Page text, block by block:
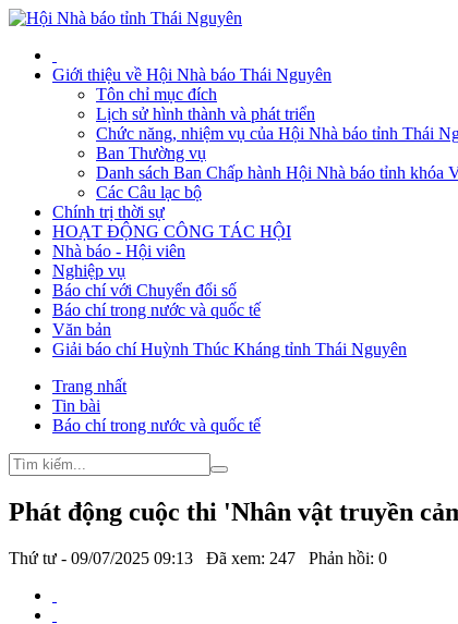
Giới thiệu về Hội Nhà báo Thái Nguyên
Tôn chỉ mục đích
Lịch sử hình thành và phát triển
Chức năng, nhiệm vụ của Hội Nhà báo tỉnh Thái
Ban Thường vụ
Danh sách Ban Chấp hành Hội Nhà báo tỉnh khóa
Các Câu lạc bộ
Chính trị thời sự
HOẠT ĐỘNG CÔNG TÁC HỘI
Nhà báo - Hội viên
Nghiệp vụ
Báo chí với Chuyển đổi số
Báo chí trong nước và quốc tế
Văn bản
Giải báo chí Huỳnh Thúc Kháng tỉnh Thái Nguyên
Trang nhất
Tin bài
Báo chí trong nước và quốc tế
Phát động cuộc thi 'Nhân vật truyền
Thứ tư - 09/07/2025 09:13 Đã xem: 247 Phản hồi: 0